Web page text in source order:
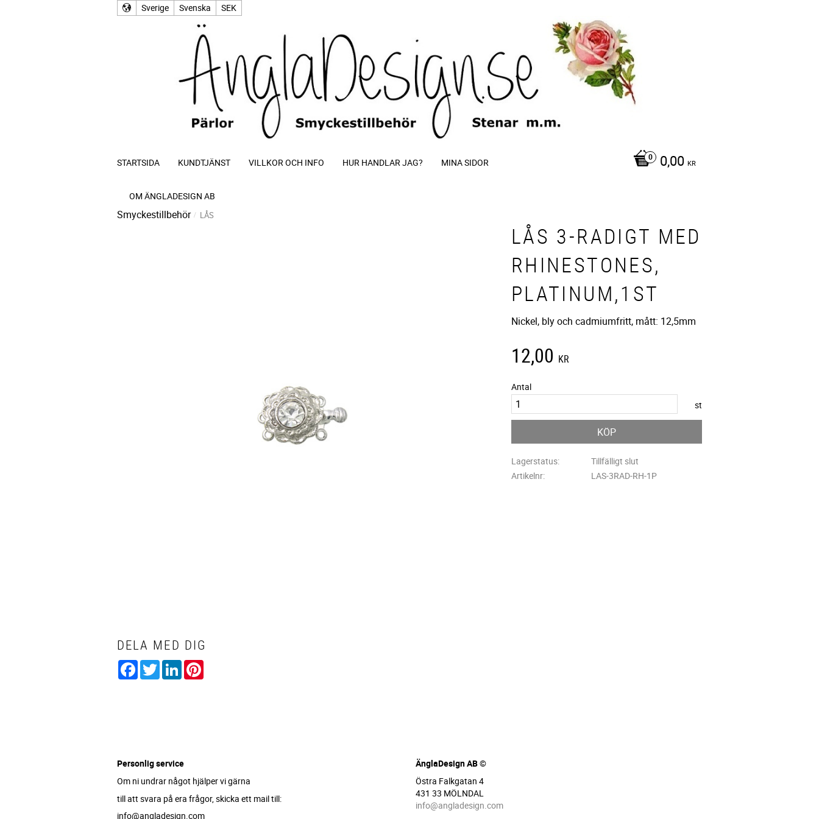
Sverige Svenska SEK
0,00 KR
STARTSIDA KUNDTJÄNST VILLKOR OCH INFO HUR HANDLAR JAG? MINA SIDOR
OM ÄNGLADESIGN AB
Smyckestillbehör LÅS
LÅS 3-RADIGT MED
RHINESTONES,
PLATINUM,1ST
Nickel, bly och cadmiumfritt, mått: 12,5mm
12,00 KR
Antal
st
KÖP
Lagerstatus
Tillfälligt slut
Artikelnr
LAS-3RAD-RH-1P
DELA MED DIG
Facebook
TwitterLinkedIn
Personlig service
Om ni undrar något hjälper vi gärna
till att svara på era frågor, skicka ett mail till:
info@angladesign.com
ÄnglaDesign AB ©
Östra Falkgatan 4
431 33 MÖLNDAL
info@angladesign.com